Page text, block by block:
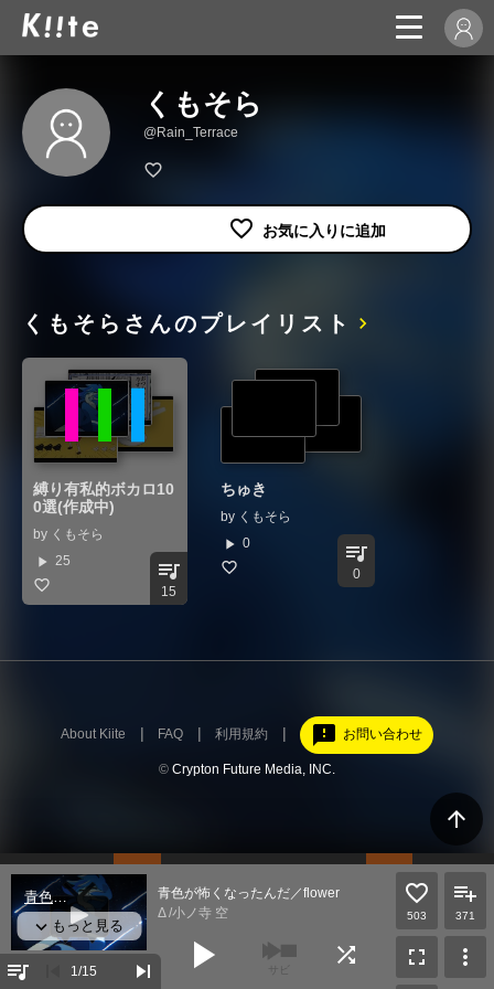
くもそら
@Rain_Terrace
くもそらさんのプレイリスト
縛り有私的ボカロ10
0選(作成中)
by くもそら
play_arrow 25 queue_music
15
ちゅき
by くもそら
play_arrow 0 queue_music
0
arrow_upward
About Kiite FAQ 利用規約 feedback お問い合わせ
© Crypton Future Media, INC.
queue_music 1 /15 skip_next
青色が怖くなったんだ／flower
Δ /小ノ寺 空
play_arrow サビ
shuffle
503 371
fullscreen more_vert